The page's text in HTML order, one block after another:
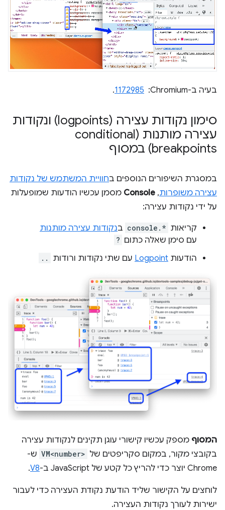
בעיה ב-Chromium: ‏ 1172985
.
סימון נקודות עצירה (logpoints) ונקודות
עצירה מותנות (conditional
breakpoints) במסוף
במסגרת השיפורים הנוספים בחוויית המשתמש של נקודות
עצירה משופרות,
Console מסמן עכשיו הודעות שמופעלות
על ידי נקודות עצירה:
קריאות console.* בנקודות עצירה מותנות
עם סימן שאלה כתום ?
הודעות Logpoint עם שתי נקודות ורודות ..
המסוף מספק עכשיו קישורי עוגן תקינים לנקודות עצירה
בקובצי מקור, במקום סקריפטים של VM<number> ש-
Chrome יוצר כדי להריץ כל קטע של JavaScript ב-
V8
.
לוחצים על הקישור שליד הודעת נקודת העצירה כדי לעבור
ישירות לעורך נקודות העצירה.